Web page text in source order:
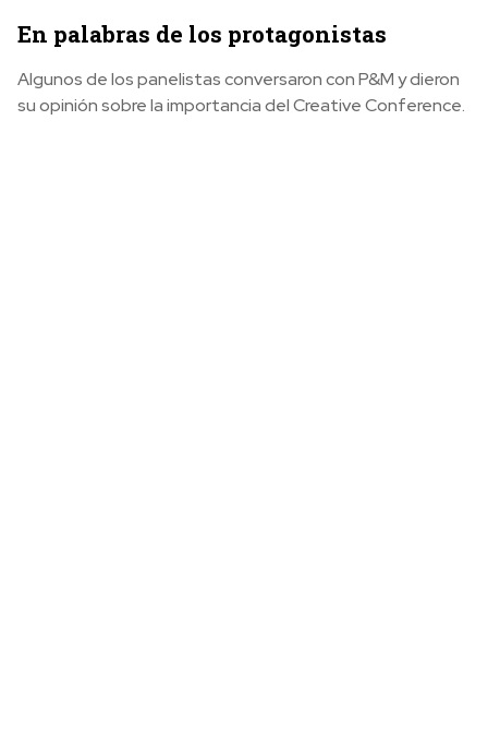
En palabras de los protagonistas
Algunos de los panelistas conversaron con P&M y dieron
su opinión sobre la importancia del Creative Conference.